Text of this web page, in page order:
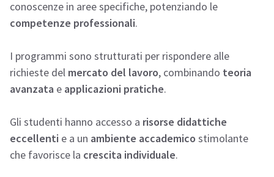
conoscenze in aree specifiche, potenziando le
competenze professionali.
I programmi sono strutturati per rispondere alle
richieste del mercato del lavoro, combinando teoria
avanzata e applicazioni pratiche.
Gli studenti hanno accesso a risorse didattiche
eccellenti e a un ambiente accademico stimolante
che favorisce la crescita individuale.